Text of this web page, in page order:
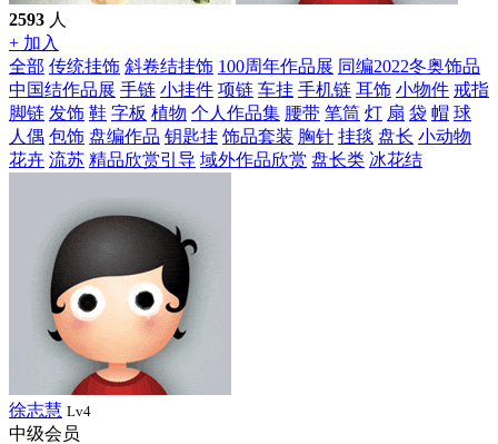
2593 人
+ 加入
全部 传统挂饰 斜卷结挂饰 100周年作品展 同编2022冬奥饰品
中国结作品展 手链 小挂件 项链 车挂 手机链 耳饰 小物件 戒指
脚链 发饰 鞋 字板 植物 个人作品集 腰带 笔筒 灯 扇 袋 帽 球
人偶 包饰 盘编作品 钥匙挂 饰品套装 胸针 挂毯 盘长 小动物
花卉 流苏 精品欣赏引导 域外作品欣赏 盘长类 冰花结
徐志慧 Lv4
中级会员